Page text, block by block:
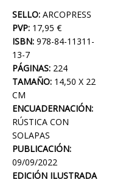
SELLO: ARCOPRESS
PVP: 17,95 €
ISBN: 978-84-11311-
13-7
PÁGINAS: 224
TAMAÑO: 14,50 X 22
CM
ENCUADERNACIÓN:
RÚSTICA CON
SOLAPAS
PUBLICACIÓN:
09/09/2022
EDICIÓN ILUSTRADA